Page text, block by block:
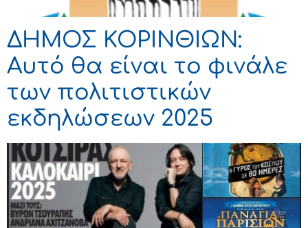
ΔΗΜΟΣ ΚΟΡΙΝΘΙΩΝ:
Αυτό θα είναι το φινάλε
των πολιτιστικών
εκδηλώσεων 2025